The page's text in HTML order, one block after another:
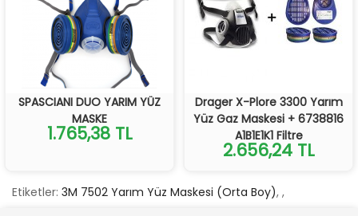
SPASCIANI DUO YARIM YÜZ
MASKE
1.765,38 TL
Drager X-Plore 3300 Yarım
Yüz Gaz Maskesi + 6738816
A1B1E1K1 Filtre
2.656,24 TL
Etiketler: 3M 7502 Yarım Yüz Maskesi (Orta Boy), ,